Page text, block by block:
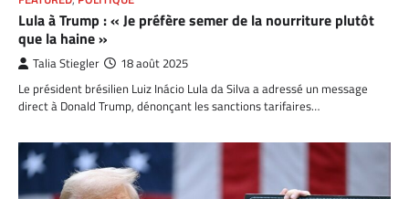
Lula à Trump : « Je préfère semer de la nourriture plutôt
que la haine »
Talia Stiegler 18 août 2025
Le président brésilien Luiz Inácio Lula da Silva a adressé un message
direct à Donald Trump, dénonçant les sanctions tarifaires…